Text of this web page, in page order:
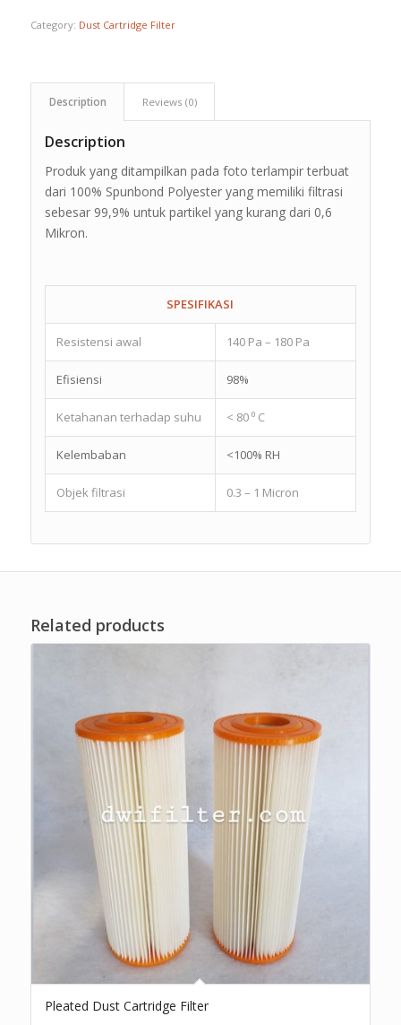
Category: Dust Cartridge Filter
Description Reviews (0)
Description
Produk yang ditampilkan pada foto terlampir terbuat
dari 100% Spunbond Polyester yang memiliki filtrasi
sebesar 99,9% untuk partikel yang kurang dari 0,6
Mikron.
SPESIFIKASI
Resistensi awal 140 Pa – 180 Pa
Efisiensi 98%
Ketahanan terhadap suhu < 80 ⁰ C
Kelembaban <100% RH
Objek filtrasi 0.3 – 1 Micron
Related products
Pleated Dust Cartridge Filter